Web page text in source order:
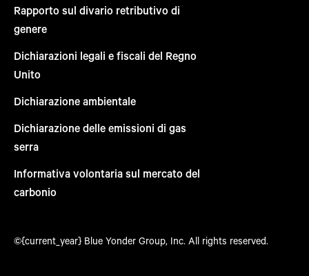
Rapporto sul divario retributivo di
genere
Dichiarazioni legali e fiscali del Regno
Unito
Dichiarazione ambientale
Dichiarazione delle emissioni di gas
serra
Informativa volontaria sul mercato del
carbonio
©{current_year} Blue Yonder Group, Inc. All rights reserved.